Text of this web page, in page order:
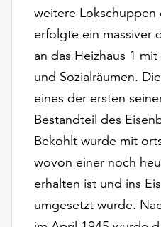
ohne
Einverständnis
weiterhin
ausgeführt.
Möchten
verwendeten
Cookies
anpassen,
erreichen
weitere Lokschuppen
erfolgte ein massiver
an das Heizhaus 1
und Sozialräumen.
eines der ersten
Bestandteil des
Bekohlt wurde mit
wovon einer noch
erhalten ist und ins
umgesetzt wurde.